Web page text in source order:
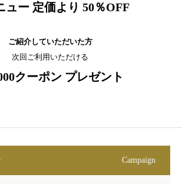
ュー 定価より 50％OFF
ご紹介していただいた方
次回ご利用いただける
クーポン プレゼント
Campaign